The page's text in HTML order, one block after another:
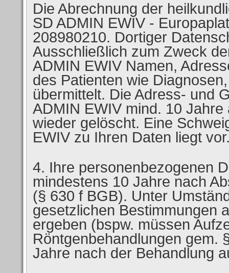
Die Abrechnung der
SD ADMIN EWIV -
208980210. Dortiger
Ausschließlich zum Zweck
ADMIN EWIV Namen,
des Patienten wie
übermittelt. Die Adress- und
ADMIN EWIV mind. 10
wieder gelöscht. Eine
EWIV zu Ihren Daten liegt
Ihre personenbezogenen
mindestens 10 Jahre nach
(§ 630 f BGB). Unter
gesetzlichen Bestimmungen
ergeben (bspw. müssen
Röntgenbehandlungen gem.
Jahre nach der Behandlung